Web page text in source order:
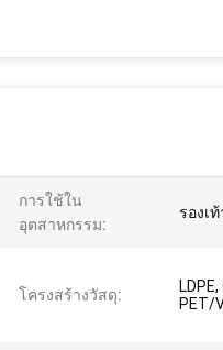
การใช้ใน
อุตสาหกรรม:
รองเ
โครงสร้างวัสดุ:
PET/